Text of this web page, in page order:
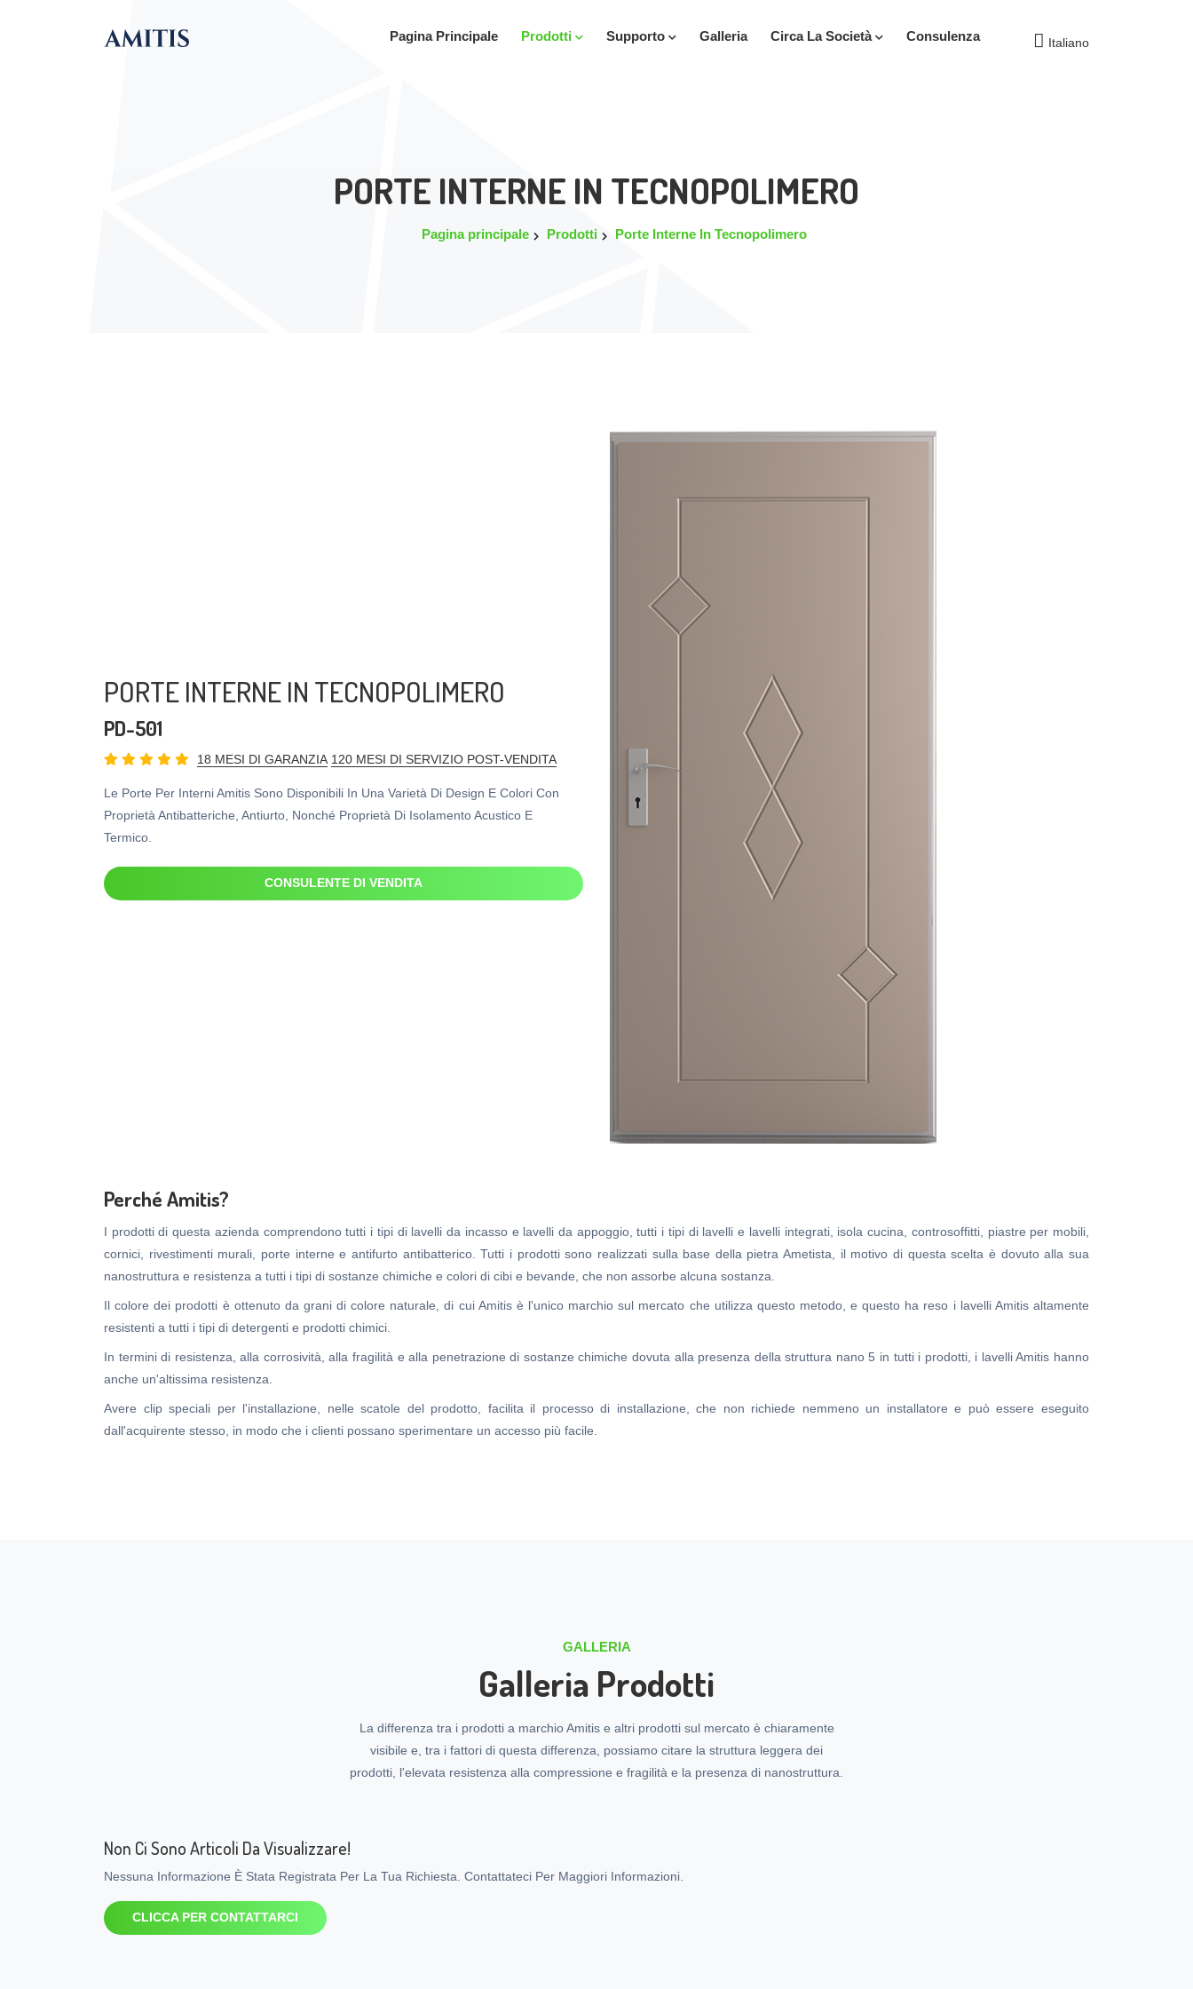
Pagina Principale Prodotti Supporto Galleria Circa La Società Consulenza Italiano
PORTE INTERNE IN TECNOPOLIMERO
Pagina principale Prodotti Porte Interne In Tecnopolimero
PORTE INTERNE IN TECNOPOLIMERO
PD-501
18 MESI DI GARANZIA 120 MESI DI SERVIZIO POST-VENDITA
Le Porte Per Interni Amitis Sono Disponibili In Una Varietà Di Design E Colori Con
Proprietà Antibatteriche, Antiurto, Nonché Proprietà Di Isolamento Acustico E
Termico.
CONSULENTE DI VENDITA
Perché Amitis?
I prodotti di questa azienda comprendono tutti i tipi di lavelli da incasso e lavelli da appoggio, tutti i tipi di lavelli e lavelli integrati, isola cucina, controsoffitti, piastre per mobili,
cornici, rivestimenti murali, porte interne e antifurto antibatterico. Tutti i prodotti sono realizzati sulla base della pietra Ametista, il motivo di questa scelta è dovuto alla sua
nanostruttura e resistenza a tutti i tipi di sostanze chimiche e colori di cibi e bevande, che non assorbe alcuna sostanza.
Il colore dei prodotti è ottenuto da grani di colore naturale, di cui Amitis è l'unico marchio sul mercato che utilizza questo metodo, e questo ha reso i lavelli Amitis altamente
resistenti a tutti i tipi di detergenti e prodotti chimici.
In termini di resistenza, alla corrosività, alla fragilità e alla penetrazione di sostanze chimiche dovuta alla presenza della struttura nano 5 in tutti i prodotti, i lavelli Amitis hanno
anche un'altissima resistenza.
Avere clip speciali per l'installazione, nelle scatole del prodotto, facilita il processo di installazione, che non richiede nemmeno un installatore e può essere eseguito
dall'acquirente stesso, in modo che i clienti possano sperimentare un accesso più facile.
GALLERIA
Galleria Prodotti
La differenza tra i prodotti a marchio Amitis e altri prodotti sul mercato è chiaramente
visibile e, tra i fattori di questa differenza, possiamo citare la struttura leggera dei
prodotti, l'elevata resistenza alla compressione e fragilità e la presenza di nanostruttura.
Non Ci Sono Articoli Da Visualizzare!
Nessuna Informazione È Stata Registrata Per La Tua Richiesta. Contattateci Per Maggiori Informazioni.
CLICCA PER CONTATTARCI